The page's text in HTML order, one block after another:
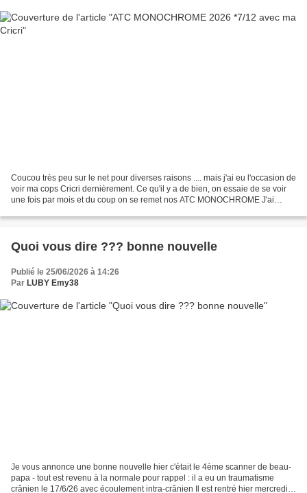
Coucou très peu sur le net pour diverses raisons .... mais j'ai eu l'occasion de
voir ma cops Cricri dernièrement. Ce qu'il y a de bien, on essaie de se voir
une fois par mois et du coup on se remet nos ATC MONOCHROME J'ai
Quoi vous dire ??? bonne nouvelle
Publié le 25/06/2026 à 14:26
Par LUBY Emy38
Je vous annonce une bonne nouvelle hier c'était le 4ème scanner de beau-
papa - tout est revenu à la normale pour rappel : il a eu un traumatisme
crânien le 17/6/26 avec écoulement intra-crânien Il est rentré hier mercredi